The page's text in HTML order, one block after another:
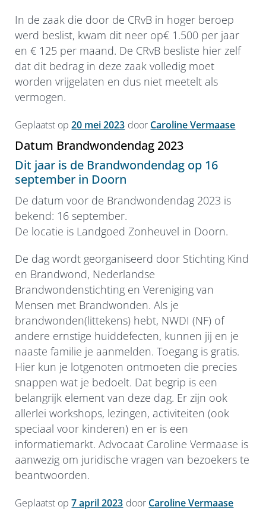
In de zaak die door de CRvB in hoger beroep
werd beslist, kwam dit neer op€ 1.500 per jaar
en € 125 per maand. De CRvB besliste hier zelf
dat dit bedrag in deze zaak volledig moet
worden vrijgelaten en dus niet meetelt als
vermogen.
Geplaatst op20 mei 2023 door Caroline Vermaase
Datum Brandwondendag 2023
Dit jaar is de Brandwondendag op 16
september in Doorn
De datum voor de Brandwondendag 2023 is
bekend: 16 september.
De locatie is Landgoed Zonheuvel in Doorn.
De dag wordt georganiseerd door Stichting Kind
en Brandwond, Nederlandse
Brandwondenstichting en Vereniging van
Mensen met Brandwonden. Als je
brandwonden(littekens) hebt, NWDI (NF) of
andere ernstige huiddefecten, kunnen jij en je
naaste familie je aanmelden. Toegang is gratis.
Hier kun je lotgenoten ontmoeten die precies
snappen wat je bedoelt. Dat begrip is een
belangrijk element van deze dag. Er zijn ook
allerlei workshops, lezingen, activiteiten (ook
speciaal voor kinderen) en er is een
informatiemarkt. Advocaat Caroline Vermaase is
aanwezig om juridische vragen van bezoekers te
beantwoorden.
Geplaatst op7 april 2023 door Caroline Vermaase